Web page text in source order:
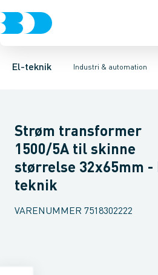
El-teknik Industri & automation
Afbrydere, stikkontakter &
Industristiksystemer
Motorbetjening for effektafbryder
Strøm transformer
1500/5A til skinne
størrelse 32x65mm -
teknik
VARENUMMER 7518302222